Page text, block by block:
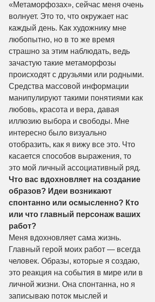
«Метаморфозах», сейчас меня очень
волнует. Это то, что окружает нас
каждый день. Как художнику мне
любопытно, но в то же время
страшно за этим наблюдать, ведь
зачастую такие метаморфозы
происходят с друзьями или родными.
Средства массовой информации
манипулируют такими понятиями как
любовь, красота и вера, давая
иллюзию выбора и свободы. Мне
интересно было визуально
отобразить, как я вижу все это. Что
касается способов выражения, то
это мой личный ассоциативный ряд.
Что вас вдохновляет на создание
образов? Идеи возникают
спонтанно или осмысленно? Кто
или что главный персонаж ваших
работ?
Меня вдохновляет сама жизнь.
Главный герой моих работ — всегда
человек. Образы, которые я создаю,
это реакция на события в мире или в
личной жизни. Она спонтанна, но я
записываю поток мыслей и